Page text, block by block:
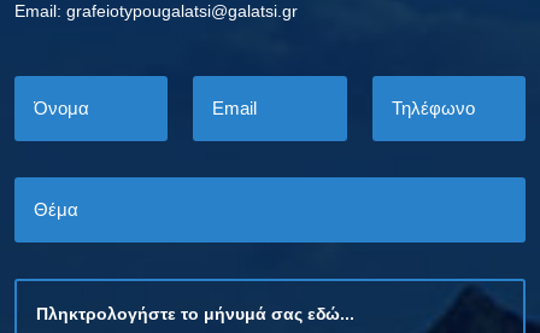
Εmail: grafeiotypougalatsi@galatsi.gr